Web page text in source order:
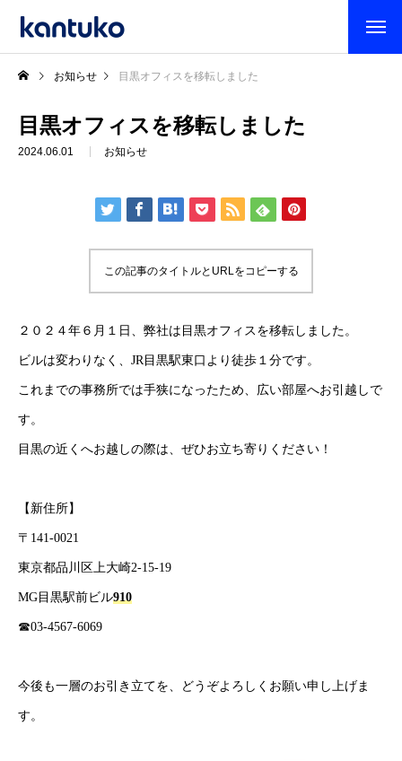
お知らせ 目黒オフィスを移転しました
目黒オフィスを移転しました
2024.06.01 お知らせ
この記事のタイトルとURLをコピーする
２０２４年６月１日、弊社は目黒オフィスを移転しました。
ビルは変わりなく、JR目黒駅東口より徒歩１分です。
これまでの事務所では手狭になったため、広い部屋へお引越しで
す。
目黒の近くへお越しの際は、ぜひお立ち寄りください！
【新住所】
〒141-0021
東京都品川区上大崎2-15-19
MG目黒駅前ビル910
☎03-4567-6069
今後も一層のお引き立てを、どうぞよろしくお願い申し上げま
す。